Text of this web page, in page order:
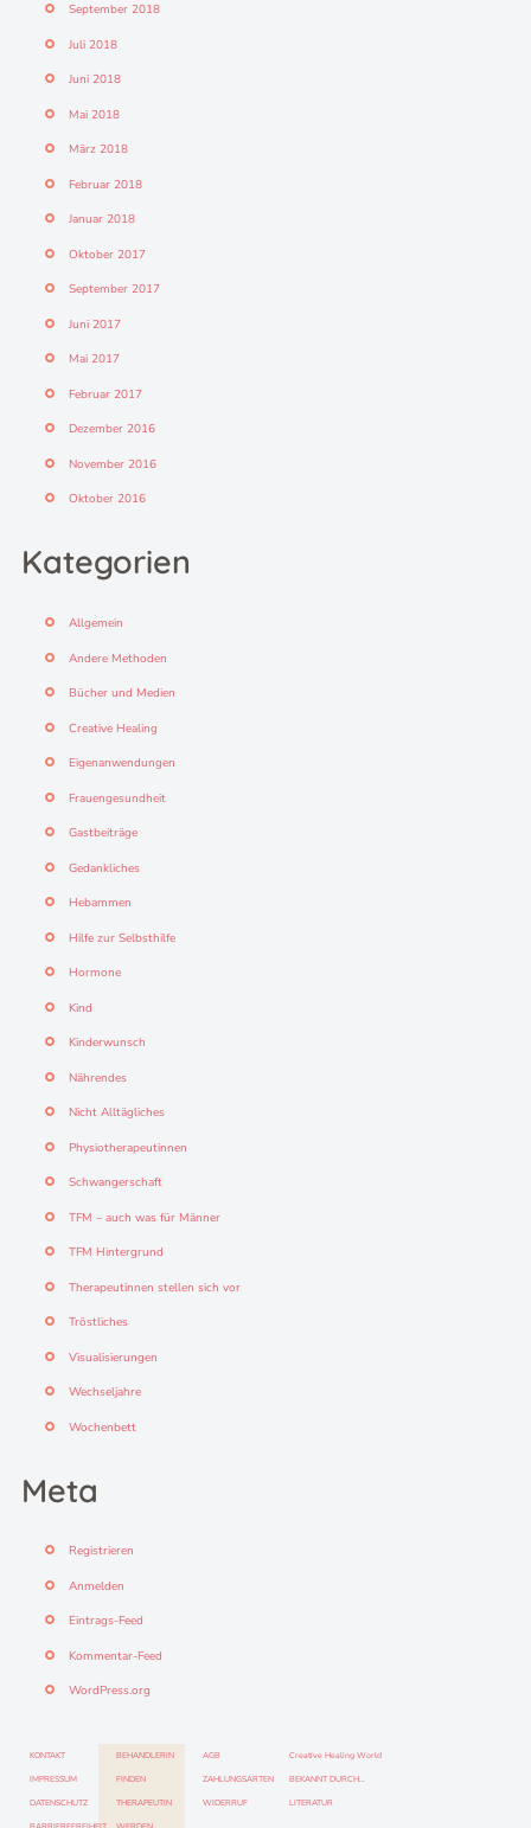
September 2018
Juli 2018
Juni 2018
Mai 2018
März 2018
Februar 2018
Januar 2018
Oktober 2017
September 2017
Juni 2017
Mai 2017
Februar 2017
Dezember 2016
November 2016
Oktober 2016
Kategorien
Allgemein
Andere Methoden
Bücher und Medien
Creative Healing
Eigenanwendungen
Frauengesundheit
Gastbeiträge
Gedankliches
Hebammen
Hilfe zur Selbsthilfe
Hormone
Kind
Kinderwunsch
Nährendes
Nicht Alltägliches
Physiotherapeutinnen
Schwangerschaft
TFM – auch was für Männer
TFM Hintergrund
Therapeutinnen stellen sich vor
Tröstliches
Visualisierungen
Wechseljahre
Wochenbett
Meta
Registrieren
Anmelden
Eintrags-Feed
Kommentar-Feed
WordPress.org
KONTAKT
IMPRESSUM
DATENSCHUTZ
BEHANDLERIN
FINDEN
THERAPEUTIN
Creative Healing World
BEKANNT DURCH…
LITERATUR
AGB
ZAHLUNGSARTEN
WIDERRUF